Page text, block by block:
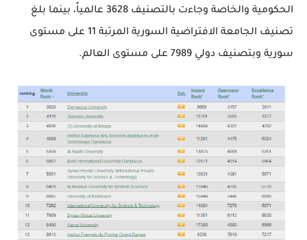
الحكومية والخاصة وجاءت بالتصنيف 3628 عالمياً، بينما بلغ
تصنيف الجامعة الافتراضية السورية المرتبة 11 على مستوى
سورية وبتصنيف دولي 7989 على مستوى العالم.